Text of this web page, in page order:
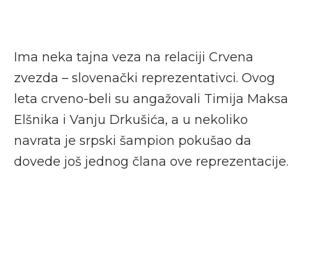
Ima neka tajna veza na relaciji Crvena
zvezda – slovenački reprezentativci. Ovog
leta crveno-beli su angažovali Timija Maksa
Elšnika i Vanju Drkušića, a u nekoliko
navrata je srpski šampion pokušao da
dovede još jednog člana ove reprezentacije.